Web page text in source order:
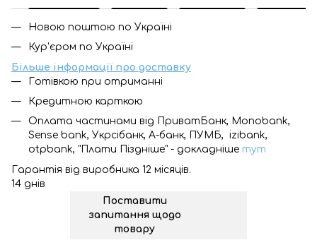
Новою поштою по Україні
Кур'єром по Україні
Більше інформації про доставку
Готівкою при отриманні
Кредитною карткою
Оплата частинами від ПриватБанк, Monobank,
Sense bank, Укрсібанк, А-банк, ПУМБ, izibank,
otpbank, "Плати Піздніше" - докладніше тут
Гарантія від виробника 12 місяців.
14 днів
Поставити
запитання щодо
товару